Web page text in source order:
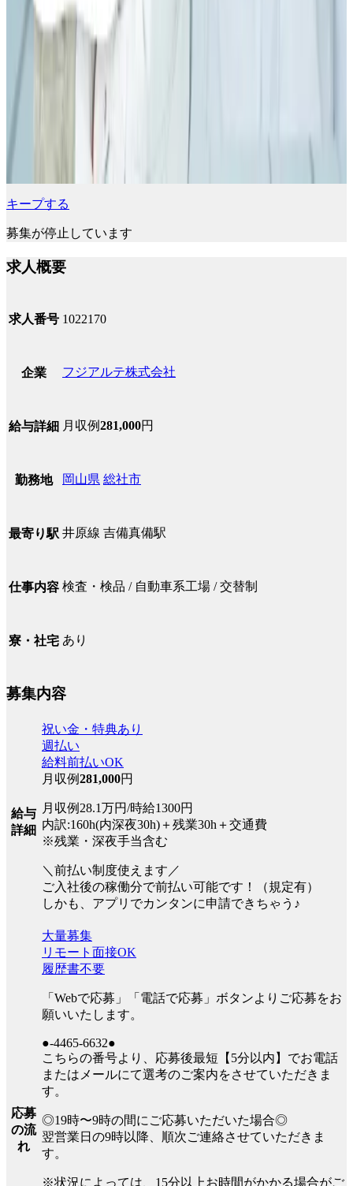
キープする
募集が停止しています
求人概要
求人番号 1022170
企業 フジアルテ株式会社
給与詳細 月収例281,000円
勤務地 岡山県 総社市
最寄り駅 井原線 吉備真備駅
仕事内容 検査・検品 / 自動車系工場 / 交替制
寮・社宅 あり
募集内容
給与
詳細
祝い金・特典あり
週払い
給料前払いOK
月収例281,000円
月収例28.1万円/時給1300円
内訳:160h(内深夜30h)＋残業30h＋交通費
※残業・深夜手当含む
＼前払い制度使えます／
ご入社後の稼働分で前払い可能です！（規定有）
しかも、アプリでカンタンに申請できちゃう♪
応募
の流
れ
大量募集
リモート面接OK
履歴書不要
「Webで応募」「電話で応募」ボタンよりご応募をお
願いいたします。
●-4465-6632●
こちらの番号より、応募後最短【5分以内】でお電話
またはメールにて選考のご案内をさせていただきま
す。
◎19時〜9時の間にご応募いただいた場合◎
翌営業日の9時以降、順次ご連絡させていただきま
す。
※状況によっては、15分以上お時間がかかる場合がご